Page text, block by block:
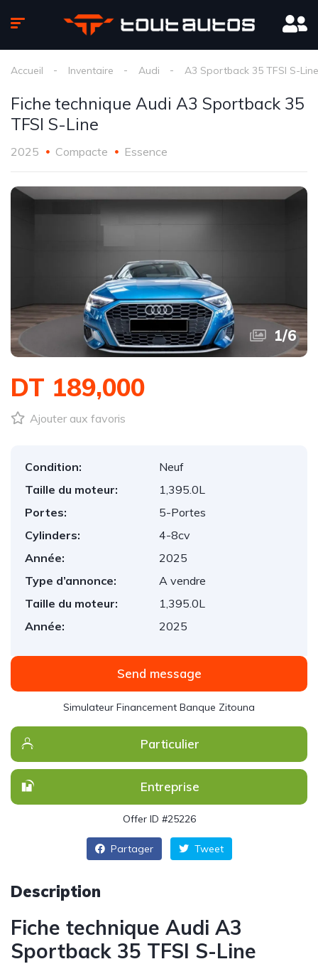
Accueil Inventaire Audi A3 Sportback 35 TFSI S-Line
Fiche technique Audi A3 Sportback 35
TFSI S-Line
2025 Compacte Essence
1/6
DT 189,000
Ajouter aux favoris
Condition:
Neuf
Taille du moteur:
1,395.0L
Portes:
5-Portes
Cylinders:
4-8cv
Année:
2025
Type d’annonce:
A vendre
Taille du moteur:
1,395.0L
Année:
2025
Send message
Simulateur Financement Banque Zitouna
Particulier
Entreprise
Offer ID #25226
Partager Tweet
Description
Fiche technique Audi A3
Sportback 35 TFSI S-Line